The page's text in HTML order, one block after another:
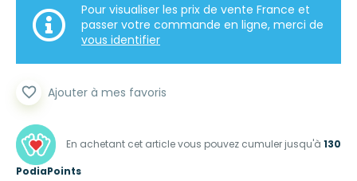
Pour visualiser les prix de vente France et
passer votre commande en ligne, merci de
vous identifier
En achetant cet article vous pouvez cumuler jusqu'à 130
PodiaPoints
favorite_border Ajouter à mes favoris